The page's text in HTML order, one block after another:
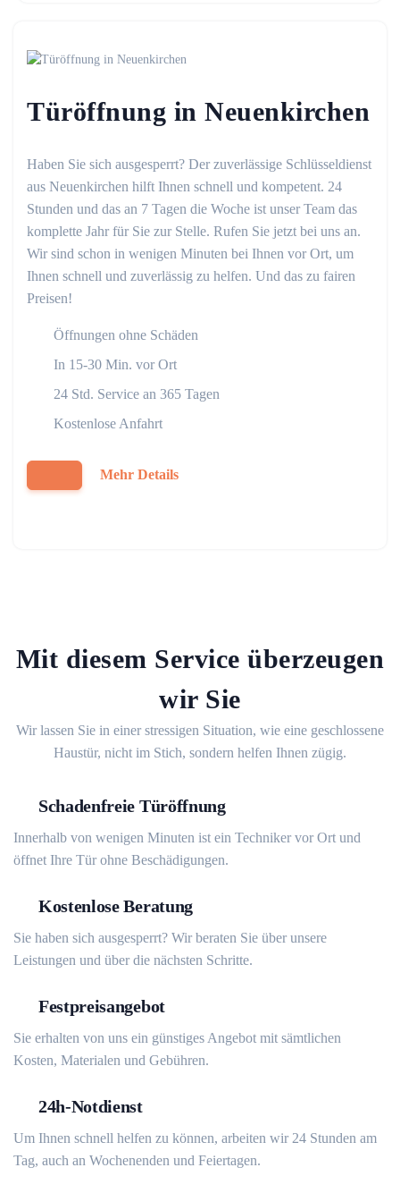
Türöffnung in Neuenkirchen
Haben Sie sich ausgesperrt? Der zuverlässige Schlüsseldienst
aus Neuenkirchen hilft Ihnen schnell und kompetent. 24
Stunden und das an 7 Tagen die Woche ist unser Team das
komplette Jahr für Sie zur Stelle. Rufen Sie jetzt bei uns an.
Wir sind schon in wenigen Minuten bei Ihnen vor Ort, um
Ihnen schnell und zuverlässig zu helfen. Und das zu fairen
Preisen!
Öffnungen ohne Schäden
In 15-30 Min. vor Ort
24 Std. Service an 365 Tagen
Kostenlose Anfahrt
Mehr Details
Mit diesem Service überzeugen
wir Sie
Wir lassen Sie in einer stressigen Situation, wie eine geschlossene
Haustür, nicht im Stich, sondern helfen Ihnen zügig.
Schadenfreie Türöffnung
Innerhalb von wenigen Minuten ist ein Techniker vor Ort und
öffnet Ihre Tür ohne Beschädigungen.
Kostenlose Beratung
Sie haben sich ausgesperrt? Wir beraten Sie über unsere
Leistungen und über die nächsten Schritte.
Festpreisangebot
Sie erhalten von uns ein günstiges Angebot mit sämtlichen
Kosten, Materialen und Gebühren.
24h-Notdienst
Um Ihnen schnell helfen zu können, arbeiten wir 24 Stunden am
Tag, auch an Wochenenden und Feiertagen.